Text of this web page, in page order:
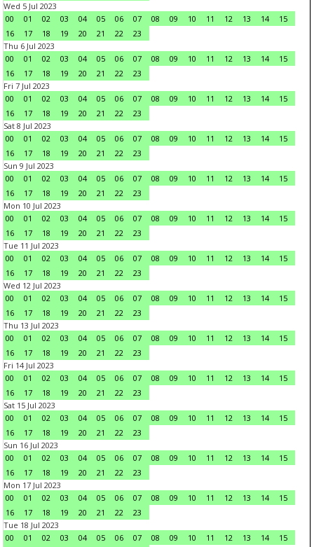
Wed 5 Jul 2023
00
01 02 03 04 05 06 07 08 09 10 11 12 13 14
15
16
17 18 19 20 21 22
23
Thu 6 Jul 2023
00
01 02 03 04 05 06 07 08 09 10 11 12 13 14
15
16
17 18 19 20 21 22
23
Fri 7 Jul 2023
00
01 02 03 04 05 06 07 08 09 10 11 12 13 14
15
16
17 18 19 20 21 22
23
Sat 8 Jul 2023
00
01 02 03 04 05 06 07 08 09 10 11 12 13 14
15
16
17 18 19 20 21 22
23
Sun 9 Jul 2023
00
01 02 03 04 05 06 07 08 09 10 11 12 13 14
15
16
17 18 19 20 21 22
23
Mon 10 Jul 2023
00
01 02 03 04 05 06 07 08 09 10 11 12 13 14
15
16
17 18 19 20 21 22
23
Tue 11 Jul 2023
00
01 02 03 04 05 06 07 08 09 10 11 12 13 14
15
16
17 18 19 20 21 22
23
Wed 12 Jul 2023
00
01 02 03 04 05 06 07 08 09 10 11 12 13 14
15
16
17 18 19 20 21 22
23
Thu 13 Jul 2023
00
01 02 03 04 05 06 07 08 09 10 11 12 13 14
15
16
17 18 19 20 21 22
23
Fri 14 Jul 2023
00
01 02 03 04 05 06 07 08 09 10 11 12 13 14
15
16
17 18 19 20 21 22
23
Sat 15 Jul 2023
00
01 02 03 04 05 06 07 08 09 10 11 12 13 14
15
16
17 18 19 20 21 22
23
Sun 16 Jul 2023
00
01 02 03 04 05 06 07 08 09 10 11 12 13 14
15
16
17 18 19 20 21 22
23
Mon 17 Jul 2023
00
01 02 03 04 05 06 07 08 09 10 11 12 13 14
15
16
17 18 19 20 21 22
23
Tue 18 Jul 2023
00
01 02 03 04 05 06 07 08 09 10 11 12 13 14 15